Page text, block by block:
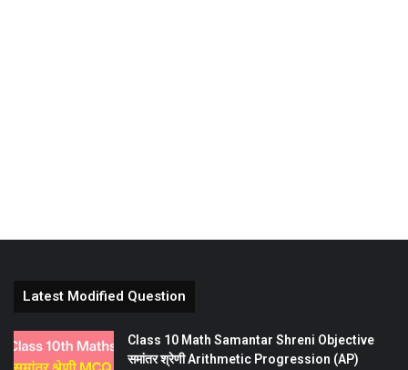
Latest Modified Question
Class 10 Math Samantar Shreni Objective
समांतर श्रेणी Arithmetic Progression (AP)